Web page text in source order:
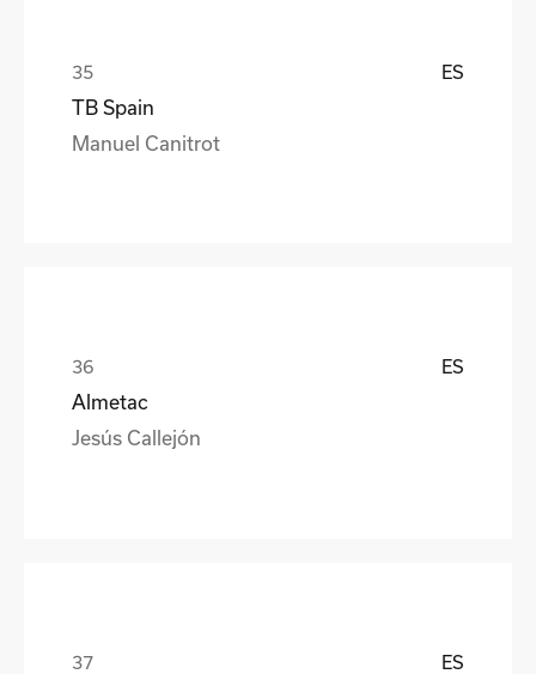
ES
TB Spain
Manuel Canitrot
ES
Almetac
Jesús Callejón
ES